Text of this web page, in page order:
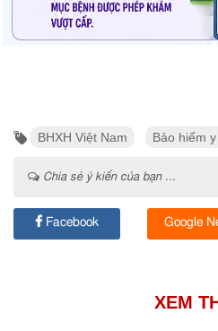
BHXH Việt Nam Bảo hiểm
Chia sẻ ý kiến của bạn ...
Facebook Google
XEM